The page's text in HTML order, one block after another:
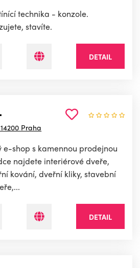
technika - konzole.
stavíte.
DETAIL
Praha
e-shop s kamennou prodejnou
najdete interiérové dveře,
kování, dveřní kliky, stavební
DETAIL